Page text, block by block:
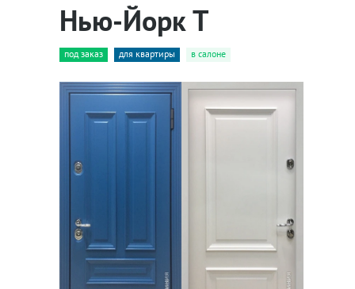
Нью-Йорк Т
под заказ для квартиры в салоне